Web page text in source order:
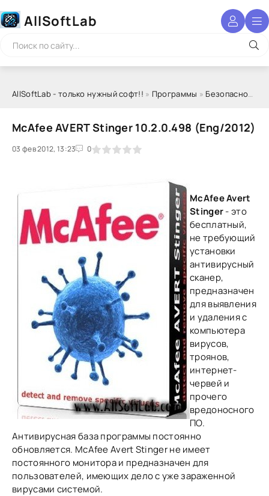
AllSoftLab
AllSoftLab - только нужный софт!! » Программы » Безопасность
McAfee AVERT Stinger 10.2.0.498 (Eng/2012)
03 фев 2012, 13:23 0
1 2 3 4 5
McAfee Avert
Stinger- это
бесплатный,
не требующий
установки
антивирусный
сканер,
предназначен
для выявления
и удаления с
компьютера
вирусов,
троянов,
интернет-
червей и
прочего
вредоносного
ПО.
Антивирусная база программы постоянно
обновляется. McAfee Avert Stinger не имеет
постоянного монитора и предназначен для
пользователей, имеющих дело с уже зараженной
вирусами системой.